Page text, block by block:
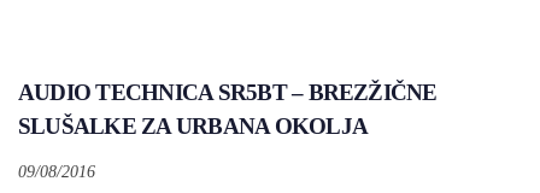
AUDIO TECHNICA SR5BT – BREZŽIČNE
SLUŠALKE ZA URBANA OKOLJA
09/08/2016